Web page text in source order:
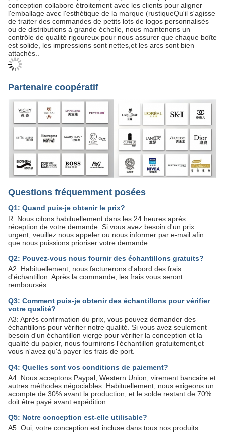
conception collabore étroitement avec les clients pour aligner
l'emballage avec l'esthétique de la marque (rustiqueQu'il s'agisse
de traiter des commandes de petits lots de logos personnalisés
ou de distributions à grande échelle, nous maintenons un
contrôle de qualité rigoureux pour nous assurer que chaque boîte
est solide, les impressions sont nettes,et les arcs sont bien
attachés..
Partenaire coopératif
Questions fréquemment posées
Q1: Quand puis-je obtenir le prix?
R: Nous citons habituellement dans les 24 heures après
réception de votre demande. Si vous avez besoin d'un prix
urgent, veuillez nous appeler ou nous informer par e-mail afin
que nous puissions prioriser votre demande.
Q2: Pouvez-vous nous fournir des échantillons gratuits?
A2: Habituellement, nous facturerons d'abord des frais
d'échantillon. Après la commande, les frais vous seront
remboursés.
Q3: Comment puis-je obtenir des échantillons pour vérifier
votre qualité?
A3: Après confirmation du prix, vous pouvez demander des
échantillons pour vérifier notre qualité. Si vous avez seulement
besoin d'un échantillon vierge pour vérifier la conception et la
qualité du papier, nous fournirons l'échantillon gratuitement,et
vous n'avez qu'à payer les frais de port.
Q4: Quelles sont vos conditions de paiement?
A4: Nous acceptons Paypal, Western Union, virement bancaire et
autres méthodes négociables. Habituellement, nous exigeons un
acompte de 30% avant la production, et le solde restant de 70%
doit être payé avant expédition.
Q5: Notre conception est-elle utilisable?
A5: Oui, votre conception est incluse dans tous nos produits.